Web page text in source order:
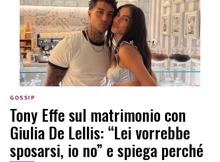
GOSSIP
Tony Effe sul matrimonio con
Giulia De Lellis: “Lei vorrebbe
sposarsi, io no” e spiega perché